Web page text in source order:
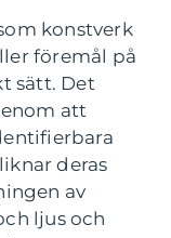
konstverk
föremål på
sätt. Det
att
deras
av
ljus och